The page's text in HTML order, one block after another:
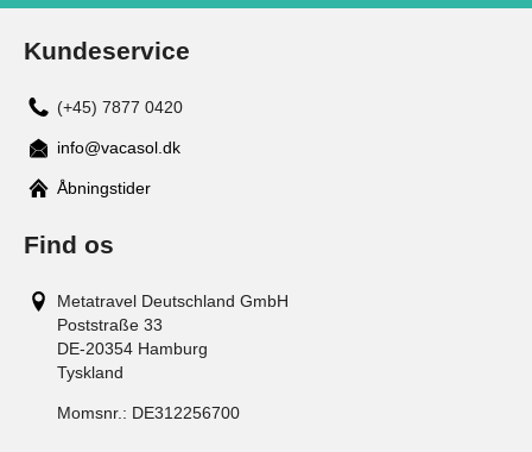
Kundeservice
(+45) 7877 0420
info@vacasol.dk
Åbningstider
Find os
Metatravel Deutschland GmbH
Poststraße 33
DE-20354 Hamburg
Tyskland
Momsnr.: DE312256700